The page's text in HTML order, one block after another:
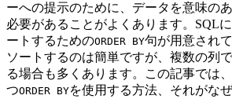
ーへの提示のために、データを意味の
必要があることがよくあります。SQL
ートするためのORDER BY句が用意され
ソートするのは簡単ですが、複数の列
る場合も多くあります。この記事では
つORDER BYを使用する方法、それがな